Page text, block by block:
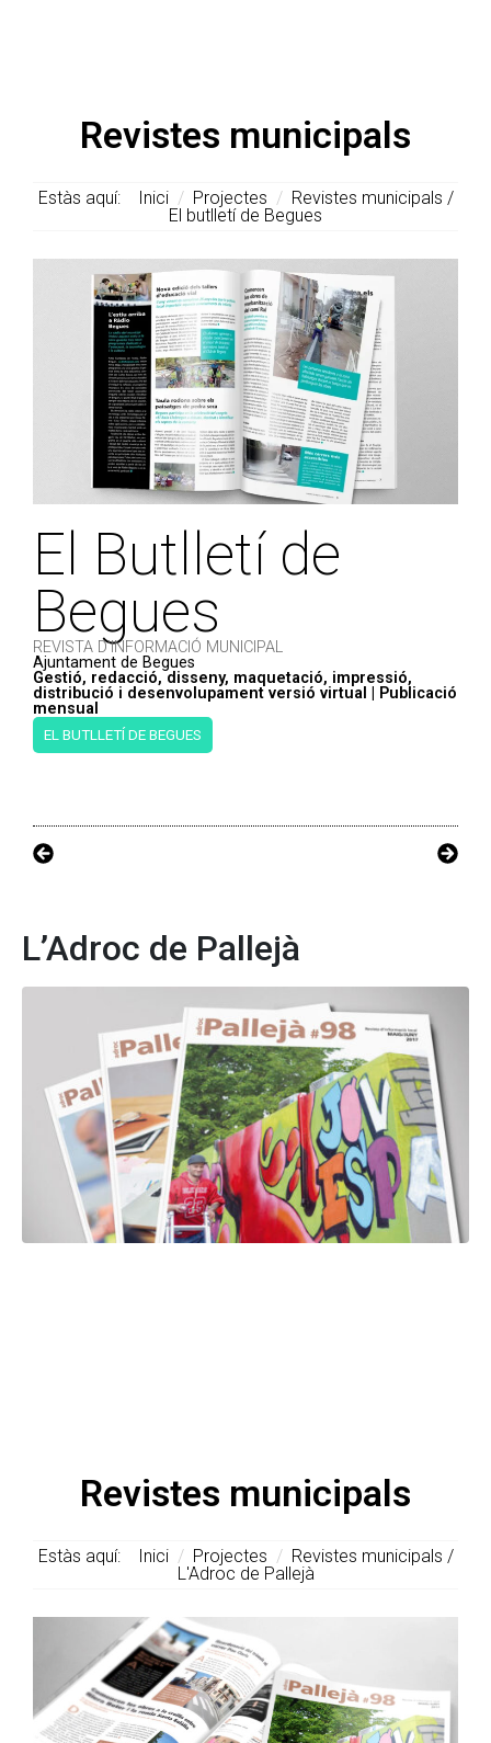
Revistes municipals
Estàs aquí: Inici / Projectes /Revistes municipals /
El butlletí de Begues
El Butlletí de
Begues
REVISTA D'INFORMACIÓ MUNICIPAL
Ajuntament de Begues
Gestió, redacció, disseny, maquetació, impressió,
distribució i desenvolupament versió virtual | Publicació
mensual
EL BUTLLETÍ DE BEGUES
L’Adroc de Pallejà
Revistes municipals
Estàs aquí: Inici / Projectes /Revistes municipals /
L'Adroc de Pallejà